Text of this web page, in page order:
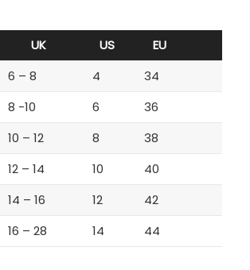
UK US
EU
6 – 8 4
34
8 -10 6
36
10 – 12 8
38
12 – 14 10
40
14 – 16 12
42
16 – 28 14 44